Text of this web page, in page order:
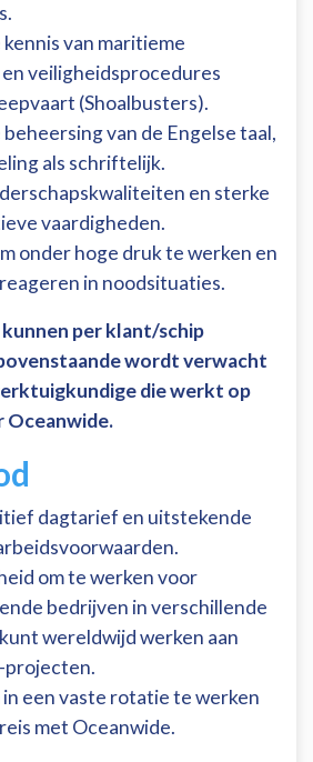
van maritieme
veiligheidsprocedures
(Shoalbusters).
van de Engelse taal,
als schriftelijk.
en sterke
vaardigheden.
onder hoge druk te werken en
in noodsituaties.
per klant/schip
wordt verwacht
die werkt op
Oceanwide.
dagtarief en uitstekende
om te werken voor
bedrijven in verschillende
wereldwijd werken aan
projecten.
een vaste rotatie te werken
met Oceanwide.